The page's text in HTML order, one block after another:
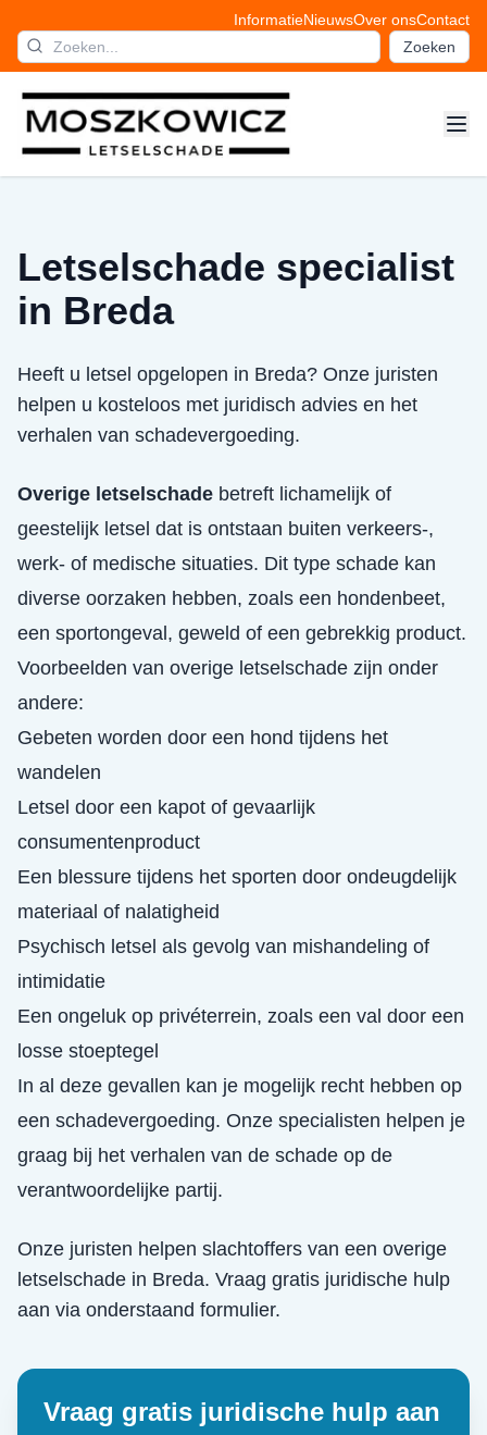
InformatieNieuwsOver onsContact
Zoeken
Letselschade specialist
in Breda
Heeft u letsel opgelopen in Breda? Onze juristen
helpen u kosteloos met juridisch advies en het
verhalen van schadevergoeding.
Overige letselschade betreft lichamelijk of
geestelijk letsel dat is ontstaan buiten verkeers-,
werk- of medische situaties. Dit type schade kan
diverse oorzaken hebben, zoals een hondenbeet,
een sportongeval, geweld of een gebrekkig product.
Voorbeelden van overige letselschade zijn onder
andere:
Gebeten worden door een hond tijdens het
wandelen
Letsel door een kapot of gevaarlijk
consumentenproduct
Een blessure tijdens het sporten door ondeugdelijk
materiaal of nalatigheid
Psychisch letsel als gevolg van mishandeling of
intimidatie
Een ongeluk op privéterrein, zoals een val door een
losse stoeptegel
In al deze gevallen kan je mogelijk recht hebben op
een schadevergoeding. Onze specialisten helpen je
graag bij het verhalen van de schade op de
verantwoordelijke partij.
Onze juristen helpen slachtoffers van een overige
letselschade in Breda. Vraag gratis juridische hulp
aan via onderstaand formulier.
Vraag gratis juridische hulp aan